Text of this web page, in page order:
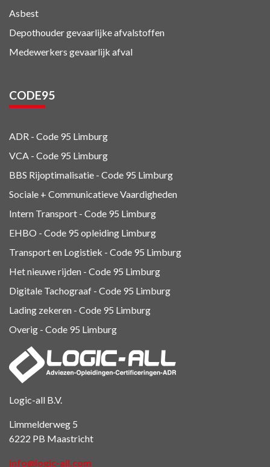
Logic-all B.V.
Limmelderweg 5
6222 PB Maastricht
info@logic-all.com
Asbest
Depothouder gevaarlijke afvalstoffen
Medewerkers gevaarlijk afval
CODE95
ADR - Code 95 Limburg
VCA - Code 95 Limburg
BBS Rijoptimalisatie - Code 95 Limburg
Sociale + Communicatieve Vaardigheden
Intern Transport - Code 95 Limburg
EHBO - Code 95 opleiding Limburg
Transport en Logistiek - Code 95 Limburg
Het nieuwe rijden - Code 95 Limburg
Digitale Tachograaf - Code 95 Limburg
Lading zekeren - Code 95 Limburg
Overig - Code 95 Limburg